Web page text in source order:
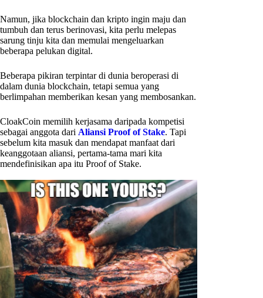
Namun, jika blockchain dan kripto ingin maju dan
tumbuh dan terus berinovasi, kita perlu melepas
sarung tinju kita dan memulai mengeluarkan
beberapa pelukan digital.
Beberapa pikiran terpintar di dunia beroperasi di
dalam dunia blockchain, tetapi semua yang
berlimpahan memberikan kesan yang membosankan.
CloakCoin memilih kerjasama daripada kompetisi
sebagai anggota dari Aliansi Proof of Stake. Tapi
sebelum kita masuk dan mendapat manfaat dari
keanggotaan aliansi, pertama-tama mari kita
mendefinisikan apa itu Proof of Stake.